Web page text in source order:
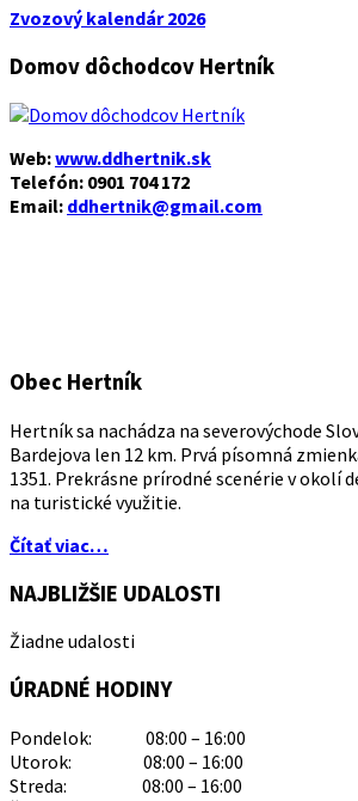
Zvozový kalendár 2026
Domov dôchodcov Hertník
Web:www.ddhertnik.sk
Telefón: 0901 704 172
Email: ddhertnik@gmail.com
Obec Hertník
Hertník sa nachádza na severovýchode
Bardejova len 12 km. Prvá písomná
1351. Prekrásne prírodné scenérie v okolí
na turistické využitie.
Čítať viac…
NAJBLIŽŠIE UDALOSTI
Žiadne udalosti
ÚRADNÉ HODINY
Pondelok: 08:00 – 16:00
Utorok: 08:00 – 16:00
Streda: 08:00 – 16:00